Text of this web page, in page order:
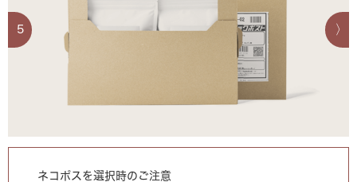
5
ネコポスを選択時のご注意